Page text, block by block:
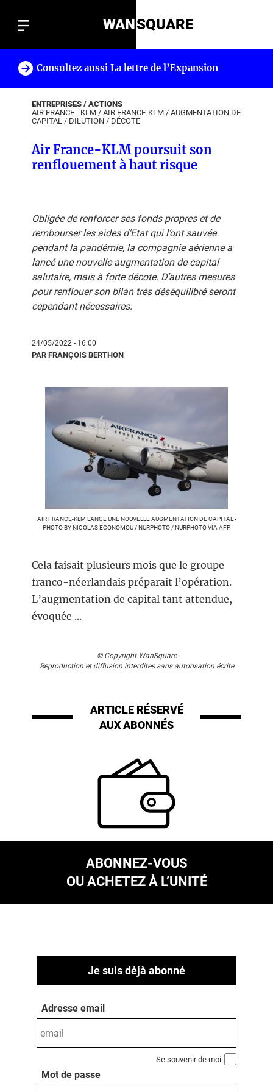
WANSQUARE
Consultez aussi La lettre de l’Expansion
ENTREPRISES / ACTIONS
AIR FRANCE - KLM / AIR FRANCE-KLM / AUGMENTATION DE
CAPITAL / DILUTION / DÉCOTE
Air France-KLM poursuit son
renflouement à haut risque
Obligée de renforcer ses fonds propres et de
rembourser les aides d’Etat qui l’ont sauvée
pendant la pandémie, la compagnie aérienne a
lancé une nouvelle augmentation de capital
salutaire, mais à forte décote. D’autres mesures
pour renflouer son bilan très déséquilibré seront
cependant nécessaires.
24/05/2022 - 16:00
PAR FRANÇOIS BERTHON
AIR FRANCE-KLM LANCE UNE NOUVELLE AUGMENTATION DE CAPITAL -
PHOTO BY NICOLAS ECONOMOU / NURPHOTO / NURPHOTO VIA AFP
Cela faisait plusieurs mois que le groupe
franco-néerlandais préparait l’opération.
L’augmentation de capital tant attendue,
évoquée ...
© Copyright WanSquare
Reproduction et diffusion interdites sans autorisation écrite
ARTICLE RÉSERVÉ
AUX ABONNÉS
ABONNEZ-VOUS
OU ACHETEZ À L’UNITÉ
Je suis déjà abonné
Adresse email
Se souvenir de moi
Mot de passe